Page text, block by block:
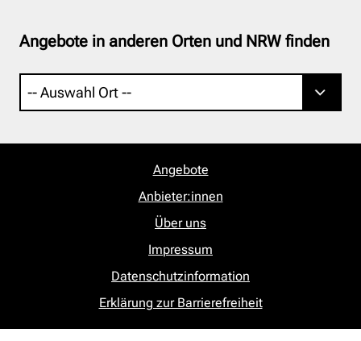
Angebote in anderen Orten und NRW finden
Angebote
Anbieter:innen
Über uns
Impressum
Datenschutzinformation
Erklärung zur Barrierefreiheit